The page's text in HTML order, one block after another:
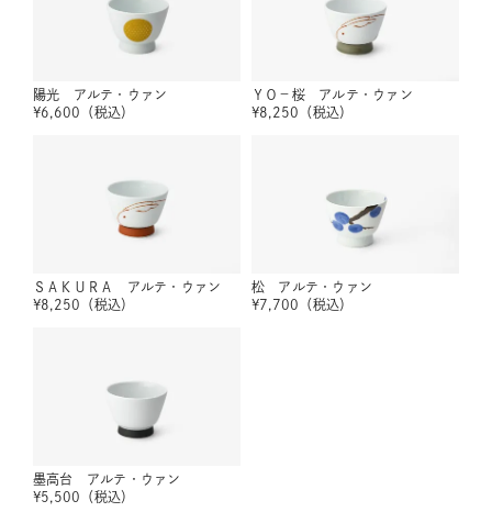
陽光 アルテ・ウァン
¥6,600 （税込）
ＹＯ－桜 アルテ・ウァン
¥8,250 （税込）
ＳＡＫＵＲＡ アルテ・ウァン
¥8,250 （税込）
松 アルテ・ウァン
¥7,700 （税込）
墨高台 アルテ・ウァン
¥5,500 （税込）